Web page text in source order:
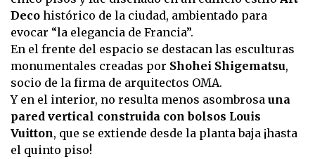
Deco histórico de la ciudad, ambientado para
evocar “la elegancia de Francia”.
En el frente del espacio se destacan las esculturas
monumentales creadas por Shohei Shigematsu,
socio de la firma de arquitectos OMA.
Y en el interior, no resulta menos asombrosa una
pared vertical construida con bolsos Louis
Vuitton, que se extiende desde la planta baja ¡hasta
el quinto piso!